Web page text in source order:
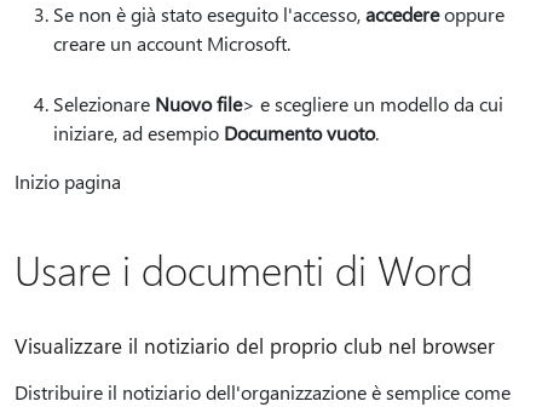
Se non è già stato eseguito l'accesso,accedereoppure
creare un account Microsoft.
Selezionare Nuovo file> e scegliere un modello da cui
iniziare, ad esempio Documento vuoto.
Inizio pagina
Usare i documenti di Word
Visualizzare il notiziario del proprio club nel browser
Distribuire il notiziario dell'organizzazione è semplice come